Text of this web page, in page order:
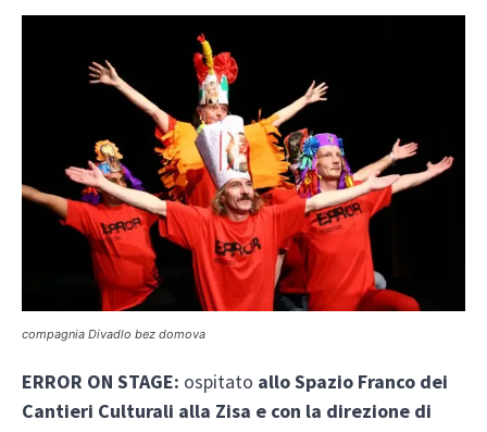
compagnia Divadlo bez domova
ERROR ON STAGE: ospitato allo Spazio Franco dei
Cantieri Culturali alla Zisa e con la direzione di